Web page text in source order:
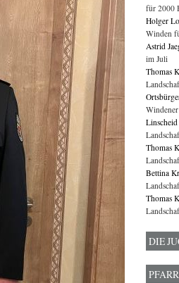
für 2000
Holger
Winden
Astrid
im Juli
Thomas
Thomas
Bettina
Thomas
DIE